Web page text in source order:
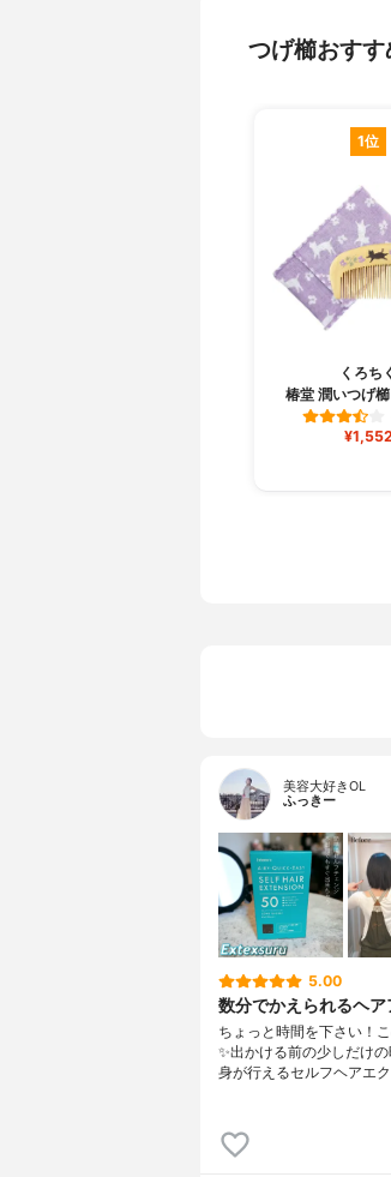
つげ櫛おす
1位
くろち
椿堂 潤いつげ
¥1,552
美容大好きOL
ふっきー
5.00
数分でかえられるヘ
ちょっと時間を下さい！
✨出かける前の少しだけ
身が行えるセルフヘアエ